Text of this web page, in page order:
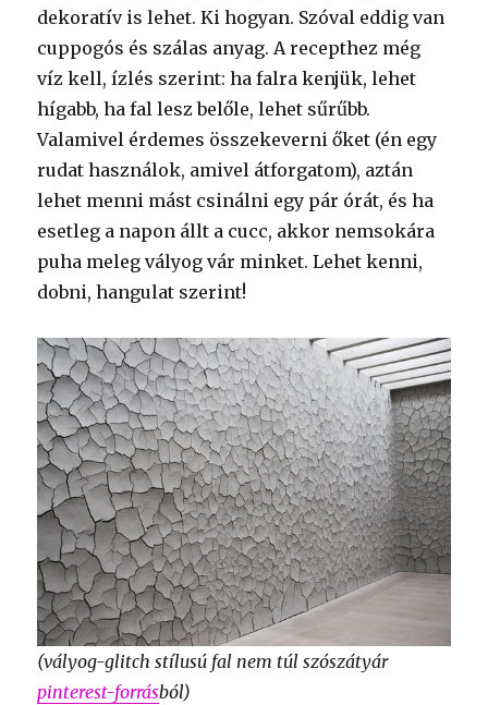
dekoratív is lehet. Ki hogyan. Szóval eddig van
cuppogós és szálas anyag. A recepthez még
víz kell, ízlés szerint: ha falra kenjük, lehet
hígabb, ha fal lesz belőle, lehet sűrűbb.
Valamivel érdemes összekeverni őket (én egy
rudat használok, amivel átforgatom), aztán
lehet menni mást csinálni egy pár órát, és ha
esetleg a napon állt a cucc, akkor nemsokára
puha meleg vályog vár minket. Lehet kenni,
dobni, hangulat szerint!
(vályog-glitch stílusú fal nem túl szószátyár
pinterest-forrásból)